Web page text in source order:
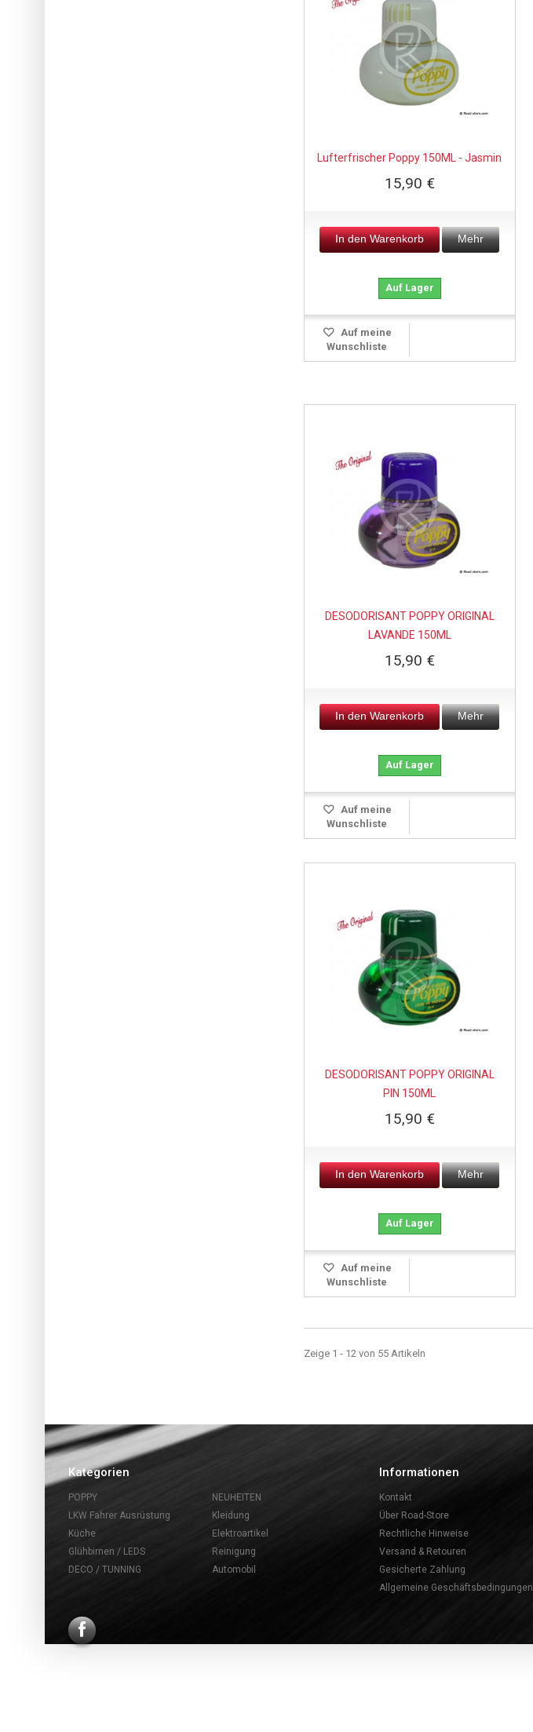
Lufterfrischer Poppy 150ML - Jasmin
15,90 €
In den Warenkorb Mehr
Auf Lager
Auf meine
Wunschliste
DESODORISANT POPPY ORIGINAL
LAVANDE 150ML
15,90 €
In den Warenkorb Mehr
Auf Lager
Auf meine
Wunschliste
DESODORISANT POPPY ORIGINAL
PIN 150ML
15,90 €
In den Warenkorb Mehr
Auf Lager
Auf meine
Wunschliste
Zeige 1 - 12 von 55 Artikeln
Kategorien
POPPY
NEUHEITEN
LKW Fahrer Ausrüstung
Kleidung
Küche
Elektroartikel
Glühbirnen / LEDS
Reinigung
DECO / TUNNING
Automobil
Informationen
Kontakt
Über Road-Store
Rechtliche Hinweise
Versand & Retouren
Gesicherte Zahlung
Allgemeine Geschäftsbedingungen